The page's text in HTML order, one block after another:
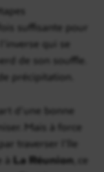
suffisante pour
qui se
de son souffle.
précipitation.
d’une bonne
Mais à force
traverser l’île
à La Réunion , ce